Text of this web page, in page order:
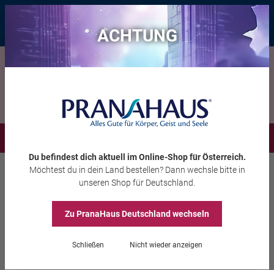
Bis zu 20 € Rabatt* mit dem Vorteils-Codeeintauchen , gültig bis
11.08.2026
Edelsteine Edelstein Energiebilder
Bernstein-Energiebild
„Krafttier Salamander“
ACHTUNG
Du befindest dich aktuell im Online-Shopfür Österreich.
Möchtest du in dein Land bestellen? Dann wechsle bitte in
unseren Shop für Deutschland
Zu PranaHausDeutschland wechseln
Schließen Nicht wieder anzeigen